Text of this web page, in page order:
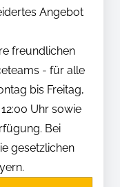
Angebot
freundlichen
- für alle
bis Freitag,
Uhr sowie
Bei
gesetzlichen